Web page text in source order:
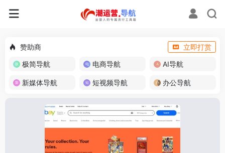
赞助商
立即打赏
极简导航
电商导航 AI导航
新媒体导航 短视频导航 办公导航